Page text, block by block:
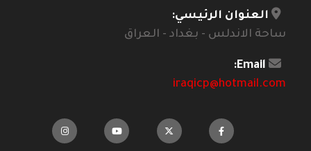
العنوان الرئيسي:
ساحة الاندلس - بغداد - العراق
Email:
iraqicp@hotmail.com